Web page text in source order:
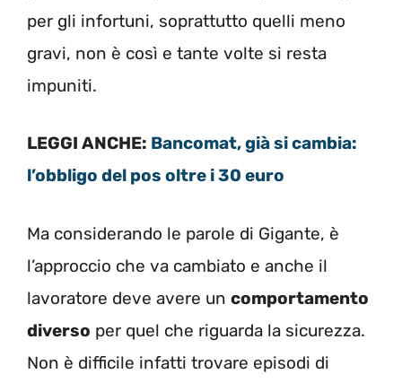
per gli infortuni, soprattutto quelli meno
gravi, non è così e tante volte si resta
impuniti.
LEGGI ANCHE: Bancomat, già si cambia:
l’obbligo del pos oltre i 30 euro
Ma considerando le parole di Gigante, è
l’approccio che va cambiato e anche il
lavoratore deve avere un comportamento
diverso per quel che riguarda la sicurezza.
Non è difficile infatti trovare episodi di